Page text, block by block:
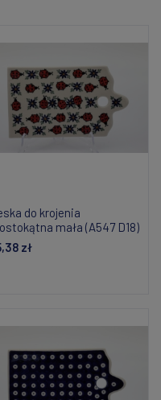
do krojenia
mała (A547 D18)
zł